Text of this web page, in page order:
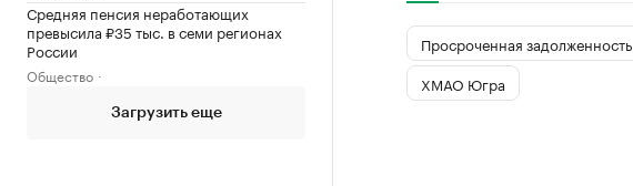
Средняя пенсия неработающих
превысила ₽35 тыс. в семи регионах
России
Общество
Загрузить еще
Просроченная задолженность
ХМАО Югра